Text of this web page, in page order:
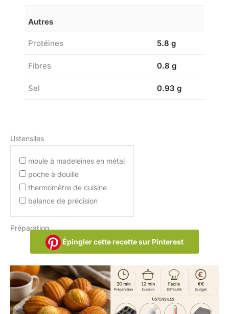
Autres
Protéines 5.8 g
Fibres 0.8 g
Sel 0.93 g
Ustensiles
moule à madeleines en métal
poche à douille
thermomètre de cuisine
balance de précision
Préparation
Épingler cette recette sur Pinterest